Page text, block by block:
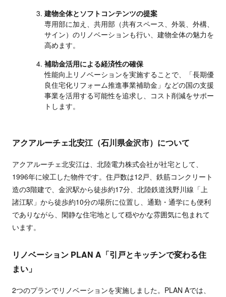
建物全体とソフトコンテンツの提案
専用部に加え、共用部（共有スペース、外装、外構、
サイン）のリノベーションも行い、建物全体の魅力を
高めます。
補助金活用による経済性の確保
性能向上リノベーションを実施することで、「長期優
良住宅化リフォーム推進事業補助金」などの国の支援
事業を活用する可能性を追求し、コスト削減をサポー
トします。
アクアルーチェ北安江（石川県金沢市）について
アクアルーチェ北安江は、北陸電力株式会社が社宅として、
1996年に竣工した物件です。住戸数は12戸、鉄筋コンクリート
造の3階建で、金沢駅から徒歩約17分、北陸鉄道浅野川線「上
諸江駅」から徒歩約10分の場所に位置し、通勤・通学にも便利
でありながら、閑静な住宅地として穏やかな雰囲気に包まれて
います。
リノベーション PLAN A「引戸とキッチンで変わる住
まい」
2つのプランでリノベーションを実施しました。PLAN Aでは、